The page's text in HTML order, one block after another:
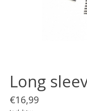
Long
€16,99